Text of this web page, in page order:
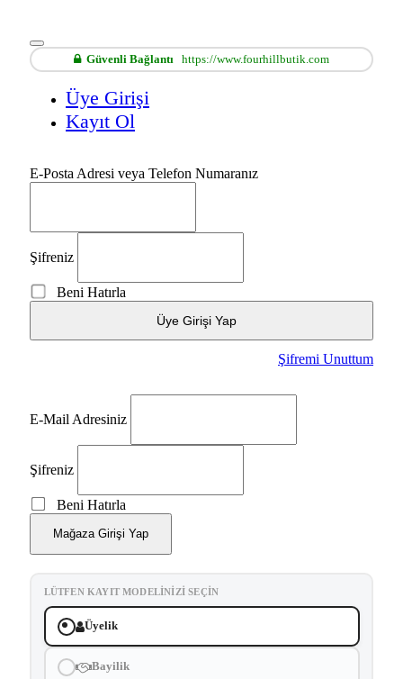
Güvenli Bağlantı https://www.fourhillbutik.com
Üye Girişi
Kayıt Ol
E-Posta Adresi veya Telefon Numaranız
Şifreniz
Beni Hatırla
Üye Girişi Yap
Şifremi Unuttum
E-Mail Adresiniz
Şifreniz
Beni Hatırla
Mağaza Girişi Yap
LÜTFEN KAYIT MODELINIZI SEÇIN
Üyelik
Bayilik